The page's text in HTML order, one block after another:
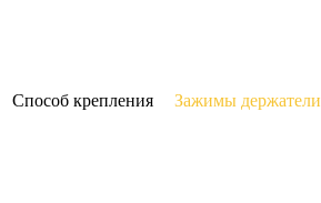
Способ крепления Зажимы держатели